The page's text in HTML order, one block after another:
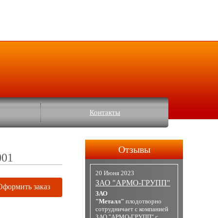
Контакты
заказ
Отзывы
20 Июня 2023
ЗАО "АРМО-ГРУПП"
ЗАО
"Металл" плодотворно
сотрудничает с компанией